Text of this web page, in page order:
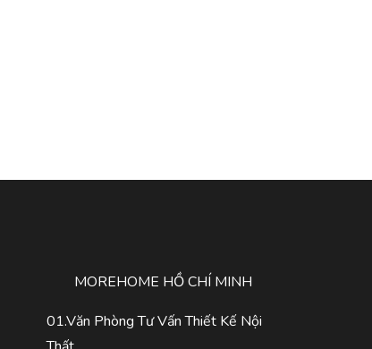
MOREHOME HỒ CHÍ MINH
01.Văn Phòng Tư Vấn Thiết Kế Nội